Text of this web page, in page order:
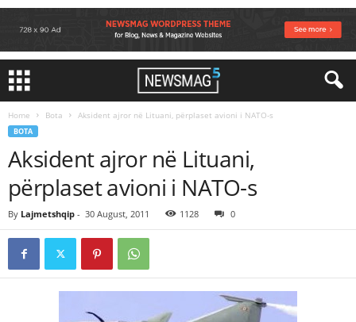
Home Bota Aksident ajror në Lituani, përplaset avioni i NATO-s
BOTA
Aksident ajror në Lituani,
përplaset avioni i NATO-s
By Lajmetshqip - 30 August, 2011 1128 0